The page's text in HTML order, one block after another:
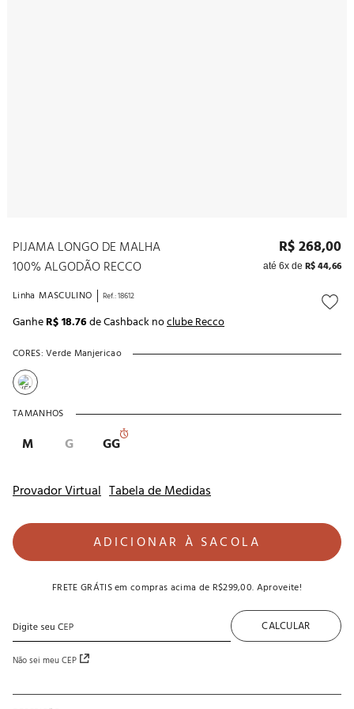
PIJAMA LONGO DE MALHA
100% ALGODÃO RECCO
R$268,00
até 6x de R$44,66
Linha MASCULINO Ref.:18612
GanheR$ 18.76de Cashback noclube Recco
CORES: Verde Manjericao
TAMANHOS
M G GG
Provador Virtual Tabela de Medidas
ADICIONAR À SACOLA
FRETE GRÁTISem compras acima de R$299,00. Aproveite!
Não sei meu CEP
CALCULAR